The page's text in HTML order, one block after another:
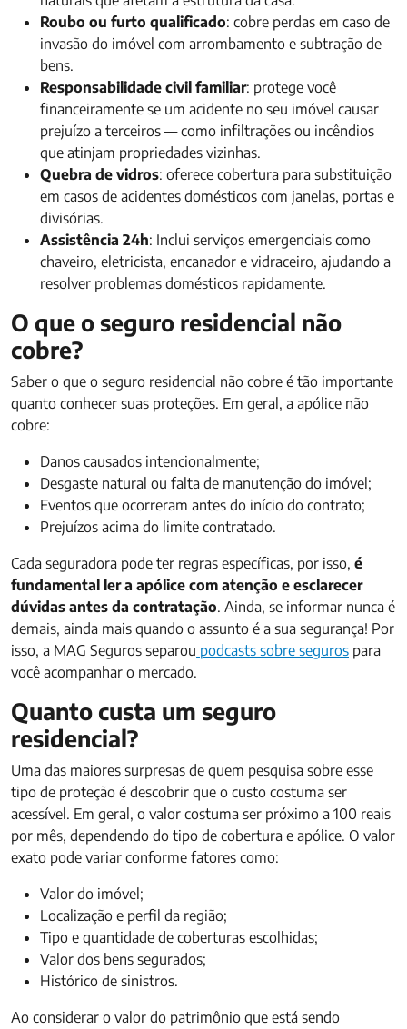
Roubo ou furto qualificado: cobre perdas em caso de
invasão do imóvel com arrombamento e subtração de
bens.
Responsabilidade civil familiar: protege você
financeiramente se um acidente no seu imóvel causar
prejuízo a terceiros — como infiltrações ou incêndios
que atinjam propriedades vizinhas.
Quebra de vidros: oferece cobertura para substituição
em casos de acidentes domésticos com janelas, portas e
divisórias.
Assistência 24h: Inclui serviços emergenciais como
chaveiro, eletricista, encanador e vidraceiro, ajudando a
resolver problemas domésticos rapidamente.
O que o seguro residencial não
cobre?
Saber o que o seguro residencial não cobre é tão importante
quanto conhecer suas proteções. Em geral, a apólice não
cobre:
Danos causados intencionalmente;
Desgaste natural ou falta de manutenção do imóvel;
Eventos que ocorreram antes do início do contrato;
Prejuízos acima do limite contratado.
Cada seguradora pode ter regras específicas, por isso, é
fundamental ler a apólice com atenção e esclarecer
dúvidas antes da contratação. Ainda, se informar nunca é
demais, ainda mais quando o assunto é a sua segurança! Por
isso, a MAG Seguros separou podcasts sobre seguros para
você acompanhar o mercado.
Quanto custa um seguro
residencial?
Uma das maiores surpresas de quem pesquisa sobre esse
tipo de proteção é descobrir que o custo costuma ser
acessível. Em geral, o valor costuma ser próximo a 100 reais
por mês, dependendo do tipo de cobertura e apólice. O valor
exato pode variar conforme fatores como:
Valor do imóvel;
Localização e perfil da região;
Tipo e quantidade de coberturas escolhidas;
Valor dos bens segurados;
Histórico de sinistros.
Ao considerar o valor do patrimônio que está sendo